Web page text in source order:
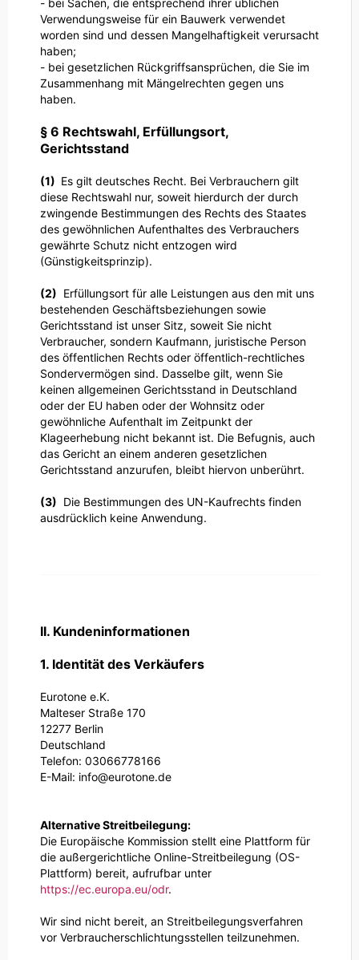
- bei Sachen, die entsprechend ihrer üblichen
Verwendungsweise für ein Bauwerk verwendet
worden sind und dessen Mangelhaftigkeit verursacht
haben;
- bei gesetzlichen Rückgriffsansprüchen, die Sie im
Zusammenhang mit Mängelrechten gegen uns
haben.
§ 6 Rechtswahl, Erfüllungsort,
Gerichtsstand
(1) Es gilt deutsches Recht. Bei Verbrauchern gilt
diese Rechtswahl nur, soweit hierdurch der durch
zwingende Bestimmungen des Rechts des Staates
des gewöhnlichen Aufenthaltes des Verbrauchers
gewährte Schutz nicht entzogen wird
(Günstigkeitsprinzip).
(2) Erfüllungsort für alle Leistungen aus den mit uns
bestehenden Geschäftsbeziehungen sowie
Gerichtsstand ist unser Sitz, soweit Sie nicht
Verbraucher, sondern Kaufmann, juristische Person
des öffentlichen Rechts oder öffentlich-rechtliches
Sondervermögen sind. Dasselbe gilt, wenn Sie
keinen allgemeinen Gerichtsstand in Deutschland
oder der EU haben oder der Wohnsitz oder
gewöhnliche Aufenthalt im Zeitpunkt der
Klageerhebung nicht bekannt ist. Die Befugnis, auch
das Gericht an einem anderen gesetzlichen
Gerichtsstand anzurufen, bleibt hiervon unberührt.
(3) Die Bestimmungen des UN-Kaufrechts finden
ausdrücklich keine Anwendung.
II. Kundeninformationen
1. Identität des Verkäufers
Eurotone e.K.
Malteser Straße 170
12277 Berlin
Deutschland
Telefon: 03066778166
E-Mail: info@eurotone.de
Alternative Streitbeilegung:
Die Europäische Kommission stellt eine Plattform für
die außergerichtliche Online-Streitbeilegung (OS-
Plattform) bereit, aufrufbar unter
https://ec.europa.eu/odr.
Wir sind nicht bereit, an Streitbeilegungsverfahren
vor Verbraucherschlichtungsstellen teilzunehmen.